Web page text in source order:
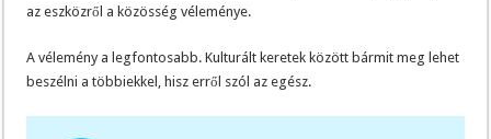
az eszközről a közösség véleménye.
A vélemény a legfontosabb. Kulturált keretek között bármit meg lehet
beszélni a többiekkel, hisz erről szól az egész.